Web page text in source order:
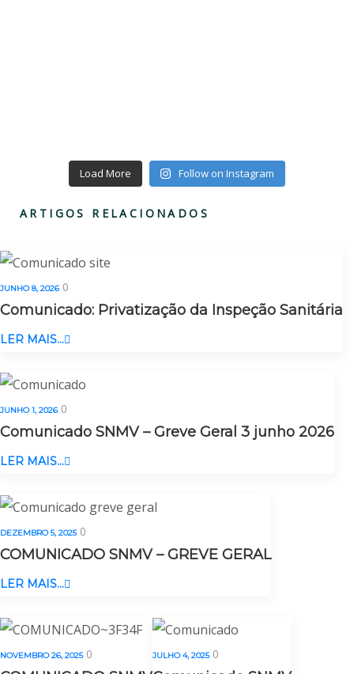
Load More Follow on Instagram
ARTIGOS RELACIONADOS
JUNHO 8, 2026 0
Comunicado: Privatização da Inspeção Sanitária
LER MAIS...
JUNHO 1, 2026 0
Comunicado SNMV – Greve Geral 3 junho 2026
LER MAIS...
DEZEMBRO 5, 2025 0
COMUNICADO SNMV – GREVE GERAL
LER MAIS...
NOVEMBRO 26, 2025 0 JULHO 4, 2025 0